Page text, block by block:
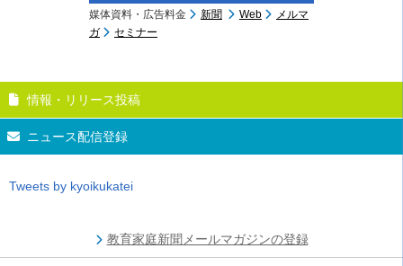
媒体資料・広告料金 新聞 Web
メルマ
ガ
セミナー
情報・リリース投稿
ニュース配信登録
Tweets by kyoikukatei
教育家庭新聞メールマガジンの登録